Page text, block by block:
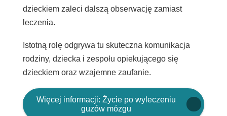
dzieckiem zaleci dalszą obserwację zamiast
leczenia.
Istotną rolę odgrywa tu skuteczna komunikacja
rodziny, dziecka i zespołu opiekującego się
dzieckiem oraz wzajemne zaufanie.
Więcej informacji: Życie po wyleczeniu
guzów mózgu